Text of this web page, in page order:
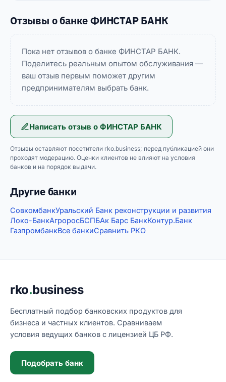
Отзывы о банке ФИНСТАР БАНК
Пока нет отзывов о банке ФИНСТАР БАНК.
Поделитесь реальным опытом обслуживания —
ваш отзыв первым поможет другим
предпринимателям выбрать банк.
Написать отзыв о ФИНСТАР БАНК
Отзывы оставляют посетители rko.business; перед публикацией они
проходят модерацию. Оценки клиентов не влияют на условия
банков и на порядок выдачи.
Другие банки
СовкомбанкУральский Банк реконструкции и развития
Локо-БанкАгроросБСПБАк Барс БанкКонтур.Банк
ГазпромбанкВсе банкиСравнить РКО
Подвал сайта
rko.business
Бесплатный подбор банковских продуктов для
бизнеса и частных клиентов. Сравниваем
условия ведущих банков с лицензией ЦБ РФ.
Подобрать банк